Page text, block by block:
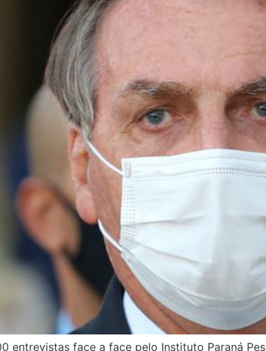
entrevistas face a face pelo Instituto Paraná